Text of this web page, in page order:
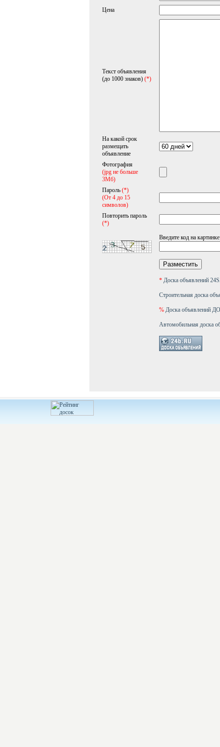
Цена
Текст объявления
(до 1000 знаков) (*)
На какой срок
размещать
объявление
Фотография
(jpg не больше
3Мб)
Пароль (*)
(От 4 до 15
символов)
Повторить пароль
(*)
Введите код на картинке
* Доска объявлений
Строительная доска
% Доска объявлений
Автомобильная доска